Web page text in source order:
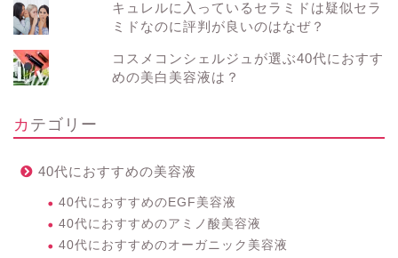
キュレルに入っているセラミドは疑似セラ
ミドなのに評判が良いのはなぜ？
コスメコンシェルジュが選ぶ40代におすす
めの美白美容液は？
カテゴリー
40代におすすめの美容液
40代におすすめのEGF美容液
40代におすすめのアミノ酸美容液
40代におすすめのオーガニック美容液